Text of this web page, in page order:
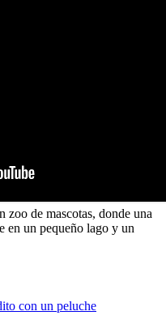
de mascotas, donde una
en un pequeño lago y un